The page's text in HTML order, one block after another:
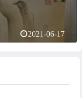
2021-06-17